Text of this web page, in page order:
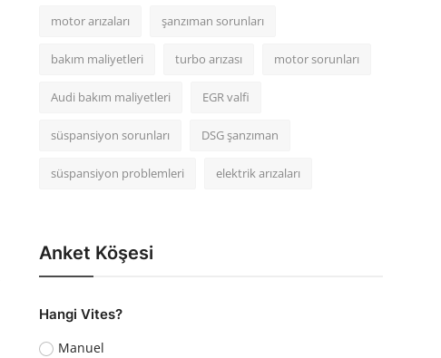
motor arızaları şanzıman sorunları
bakım maliyetleri turbo arızası motor sorunları
Audi bakım maliyetleri EGR valfi
süspansiyon sorunları DSG şanzıman
süspansiyon problemleri elektrik arızaları
Anket Köşesi
Hangi Vites?
Manuel